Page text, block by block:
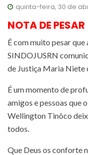
quinta-feira, 30 de
NOTA DE PESAR
É com muito pesar
SINDOJUSRN
de Justiça Maria Niete
É um momento de
amigos e pessoas que
Wellington Tinôco
todos.
Que Deus os conforte